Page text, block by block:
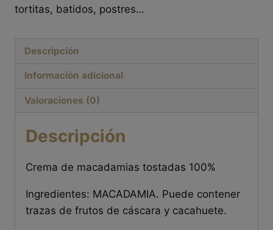
tortitas, batidos, postres…
Descripción
Información adicional
Valoraciones (0)
Descripción
Crema de macadamias tostadas 100%
Ingredientes: MACADAMIA. Puede contener
trazas de frutos de cáscara y cacahuete.